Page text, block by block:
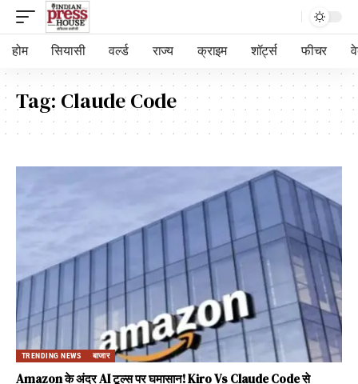
होम सियासी वर्ल्ड राज्य क्राइम शॉर्ट्स फीचर
Tag: Claude Code
TRENDING NEWS बाजार
Amazon के अंदर AI टूल्स पर घमासान! Kiro Vs Claude Code से